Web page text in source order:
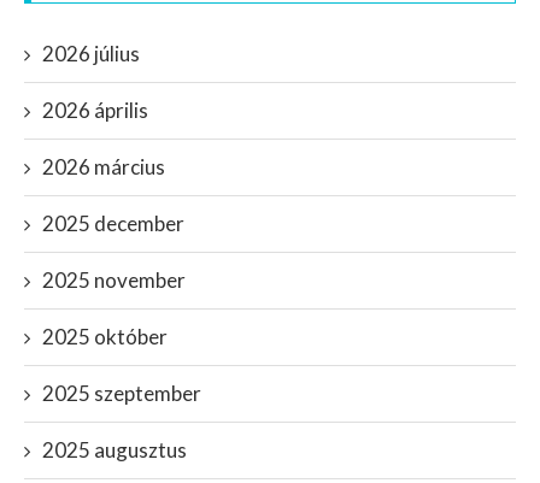
2026 július
2026 április
2026 március
2025 december
2025 november
2025 október
2025 szeptember
2025 augusztus